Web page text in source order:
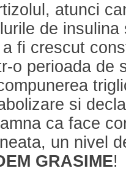
atunci
de
fi crescut
o perioada de
si
ca face
un nivel
GRASIME!